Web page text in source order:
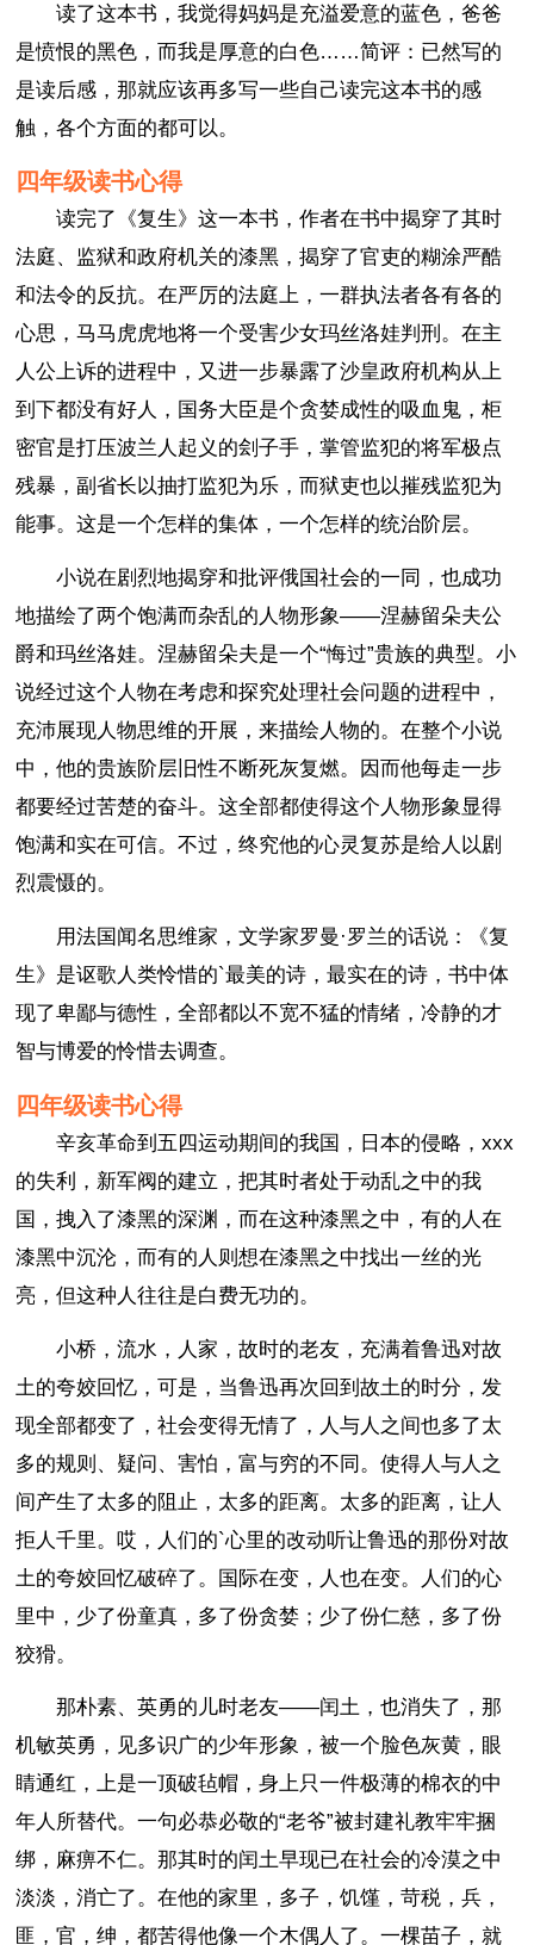
读了这本书，我觉得妈妈是充溢爱意的蓝色，爸爸
是愤恨的黑色，而我是厚意的白色……简评：已然写的
是读后感，那就应该再多写一些自己读完这本书的感
触，各个方面的都可以。
四年级读书心得
读完了《复生》这一本书，作者在书中揭穿了其时
法庭、监狱和政府机关的漆黑，揭穿了官吏的糊涂严酷
和法令的反抗。在严厉的法庭上，一群执法者各有各的
心思，马马虎虎地将一个受害少女玛丝洛娃判刑。在主
人公上诉的进程中，又进一步暴露了沙皇政府机构从上
到下都没有好人，国务大臣是个贪婪成性的吸血鬼，柜
密官是打压波兰人起义的刽子手，掌管监犯的将军极点
残暴，副省长以抽打监犯为乐，而狱吏也以摧残监犯为
能事。这是一个怎样的集体，一个怎样的统治阶层。
小说在剧烈地揭穿和批评俄国社会的一同，也成功
地描绘了两个饱满而杂乱的人物形象——涅赫留朵夫公
爵和玛丝洛娃。涅赫留朵夫是一个“悔过”贵族的典型。小
说经过这个人物在考虑和探究处理社会问题的进程中，
充沛展现人物思维的开展，来描绘人物的。在整个小说
中，他的贵族阶层旧性不断死灰复燃。因而他每走一步
都要经过苦楚的奋斗。这全部都使得这个人物形象显得
饱满和实在可信。不过，终究他的心灵复苏是给人以剧
烈震慑的。
用法国闻名思维家，文学家罗曼·罗兰的话说：《复
生》是讴歌人类怜惜的`最美的诗，最实在的诗，书中体
现了卑鄙与德性，全部都以不宽不猛的情绪，冷静的才
智与博爱的怜惜去调查。
四年级读书心得
辛亥革命到五四运动期间的我国，日本的侵略，xxx
的失利，新军阀的建立，把其时者处于动乱之中的我
国，拽入了漆黑的深渊，而在这种漆黑之中，有的人在
漆黑中沉沦，而有的人则想在漆黑之中找出一丝的光
亮，但这种人往往是白费无功的。
小桥，流水，人家，故时的老友，充满着鲁迅对故
土的夸姣回忆，可是，当鲁迅再次回到故土的时分，发
现全部都变了，社会变得无情了，人与人之间也多了太
多的规则、疑问、害怕，富与穷的不同。使得人与人之
间产生了太多的阻止，太多的距离。太多的距离，让人
拒人千里。哎，人们的`心里的改动听让鲁迅的那份对故
土的夸姣回忆破碎了。国际在变，人也在变。人们的心
里中，少了份童真，多了份贪婪；少了份仁慈，多了份
狡猾。
那朴素、英勇的儿时老友——闰土，也消失了，那
机敏英勇，见多识广的少年形象，被一个脸色灰黄，眼
睛通红，上是一顶破毡帽，身上只一件极薄的棉衣的中
年人所替代。一句必恭必敬的“老爷”被封建礼教牢牢捆
绑，麻痹不仁。那其时的闰土早现已在社会的冷漠之中
淡淡，消亡了。在他的家里，多子，饥馑，苛税，兵，
匪，官，绅，都苦得他像一个木偶人了。一棵苗子，就